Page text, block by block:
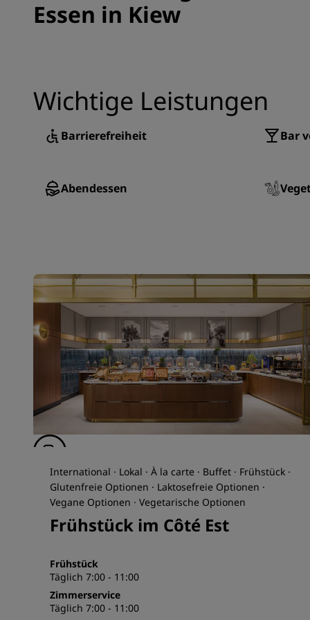
Essen in Kiew
Wichtige Leistungen
Barrierefreiheit Bar
Abendessen
International · Lokal · À la carte · Buffet · Frühstück ·
Glutenfreie Optionen · Laktosefreie Optionen ·
Vegane Optionen · Vegetarische Optionen
Frühstück im Côté Est
Frühstück
Täglich 7:00 - 11:00
Zimmerservice
Täglich 7:00 - 11:00